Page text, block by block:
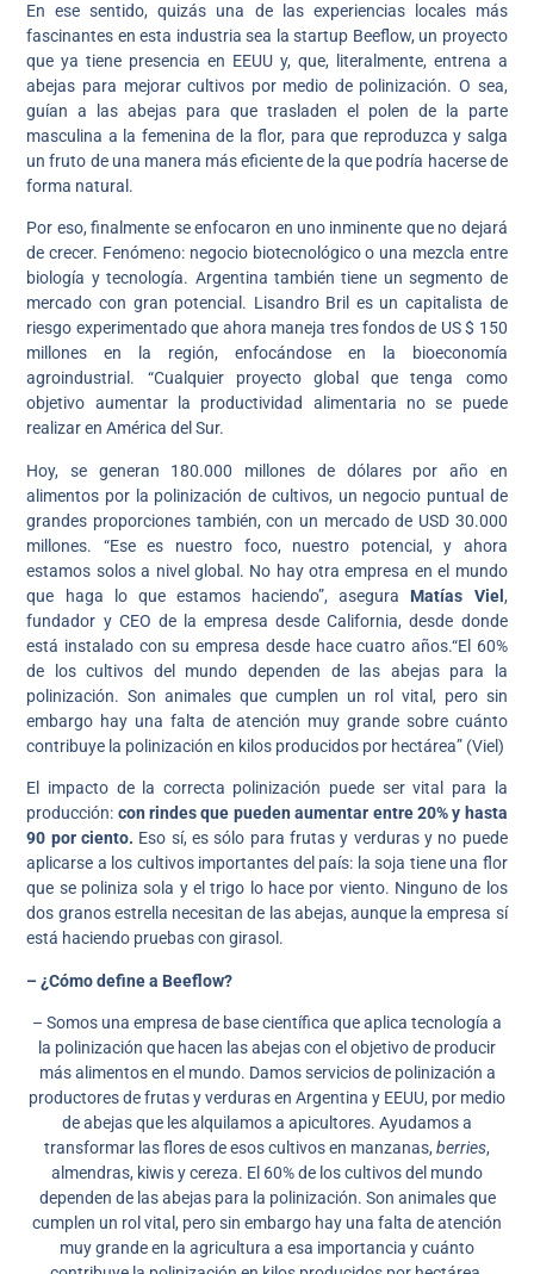
En ese sentido, quizás una de las experiencias locales más
fascinantes en esta industria sea la startup Beeflow, un proyecto
que ya tiene presencia en EEUU y, que, literalmente, entrena a
abejas para mejorar cultivos por medio de polinización. O sea,
guían a las abejas para que trasladen el polen de la parte
masculina a la femenina de la flor, para que reproduzca y salga
un fruto de una manera más eficiente de la que podría hacerse de
forma natural.
Por eso, finalmente se enfocaron en uno inminente que no dejará
de crecer. Fenómeno: negocio biotecnológico o una mezcla entre
biología y tecnología. Argentina también tiene un segmento de
mercado con gran potencial. Lisandro Bril es un capitalista de
riesgo experimentado que ahora maneja tres fondos de US $ 150
millones en la región, enfocándose en la bioeconomía
agroindustrial. “Cualquier proyecto global que tenga como
objetivo aumentar la productividad alimentaria no se puede
realizar en América del Sur.
Hoy, se generan 180.000 millones de dólares por año en
alimentos por la polinización de cultivos, un negocio puntual de
grandes proporciones también, con un mercado de USD 30.000
millones. “Ese es nuestro foco, nuestro potencial, y ahora
estamos solos a nivel global. No hay otra empresa en el mundo
que haga lo que estamos haciendo”, asegura Matías Viel ,
fundador y CEO de la empresa desde California, desde donde
está instalado con su empresa desde hace cuatro años.“El 60%
de los cultivos del mundo dependen de las abejas para la
polinización. Son animales que cumplen un rol vital, pero sin
embargo hay una falta de atención muy grande sobre cuánto
contribuye la polinización en kilos producidos por hectárea” (Viel)
El impacto de la correcta polinización puede ser vital para la
producción: con rindes que pueden aumentar entre 20% y hasta
90 por ciento. Eso sí, es sólo para frutas y verduras y no puede
aplicarse a los cultivos importantes del país: la soja tiene una flor
que se poliniza sola y el trigo lo hace por viento. Ninguno de los
dos granos estrella necesitan de las abejas, aunque la empresa sí
está haciendo pruebas con girasol.
– ¿Cómo define a Beeflow?
– Somos una empresa de base científica que aplica tecnología a
la polinización que hacen las abejas con el objetivo de producir
más alimentos en el mundo. Damos servicios de polinización a
productores de frutas y verduras en Argentina y EEUU, por medio
de abejas que les alquilamos a apicultores. Ayudamos a
transformar las flores de esos cultivos en manzanas, berries,
almendras, kiwis y cereza. El 60% de los cultivos del mundo
dependen de las abejas para la polinización. Son animales que
cumplen un rol vital, pero sin embargo hay una falta de atención
muy grande en la agricultura a esa importancia y cuánto